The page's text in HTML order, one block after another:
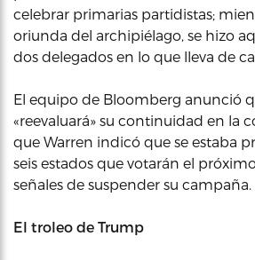
celebrar primarias partidistas;
oriunda del archipiélago, se hizo
dos delegados en lo que lleva de
El equipo de Bloomberg anunció
«reevaluará» su continuidad en la
que Warren indicó que se estaba
seis estados que votarán el
señales de suspender su campaña.
El troleo de Trump